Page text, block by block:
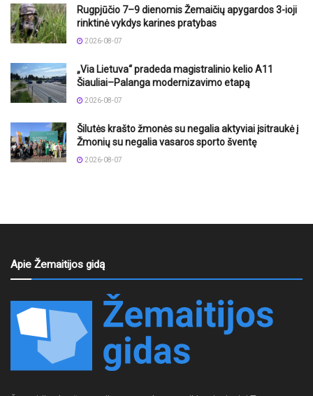
Rugpjūčio 7–9 dienomis Žemaičių apygardos 3-ioji
rinktinė vykdys karines pratybas
2026-08-07
„Via Lietuva“ pradeda magistralinio kelio A11
Šiauliai–Palanga modernizavimo etapą
2026-08-07
Šilutės krašto žmonės su negalia aktyviai įsitraukė į
Žmonių su negalia vasaros sporto šventę
2026-08-07
Apie Žemaitijos gidą